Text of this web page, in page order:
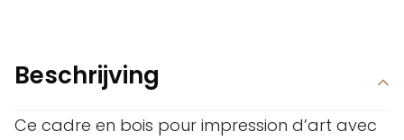
Beschrijving
Ce cadre en bois pour impression d’art avec